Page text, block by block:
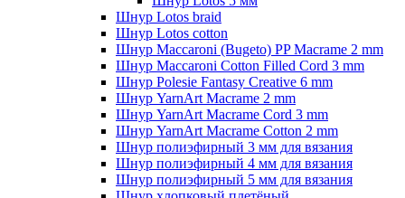
Шнур Lotos braid
Шнур Lotos cotton
Шнур Maccaroni (Bugeto) PP Macrame 2 mm
Шнур Maccaroni Cotton Filled Cord 3 mm
Шнур Polesie Fantasy Creative 6 mm
Шнур YarnArt Macrame 2 mm
Шнур YarnArt Macrame Cord 3 mm
Шнур YarnArt Macrame Cotton 2 mm
Шнур полиэфирный 3 мм для вязания
Шнур полиэфирный 4 мм для вязания
Шнур полиэфирный 5 мм для вязания